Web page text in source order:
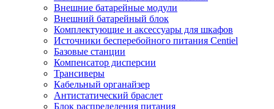
Внешние батарейные модули
Внешний батарейный блок
Комплектующие и аксессуары для шкафов
Источники бесперебойного питания Centiel
Базовые станции
Компенсатор дисперсии
Трансиверы
Кабельный органайзер
Антистатический браслет
Блок распределения питания